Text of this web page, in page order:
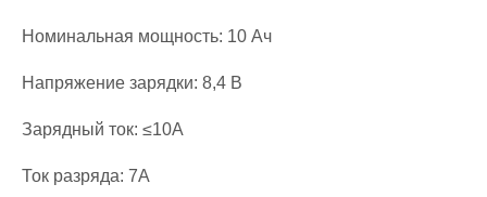
Номинальная мощность: 10 Ач
Напряжение зарядки: 8,4 В
Зарядный ток: ≤10А
Ток разряда: 7А